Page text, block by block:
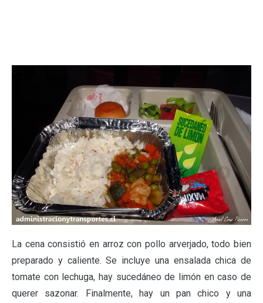
La cena consistió en arroz con pollo arverjado, todo bien
preparado y caliente. Se incluye una ensalada chica de
tomate con lechuga, hay sucedáneo de limón en caso de
querer sazonar. Finalmente, hay un pan chico y una